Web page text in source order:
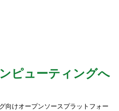
ピューティングへ
向けオープンソースプラットフォー